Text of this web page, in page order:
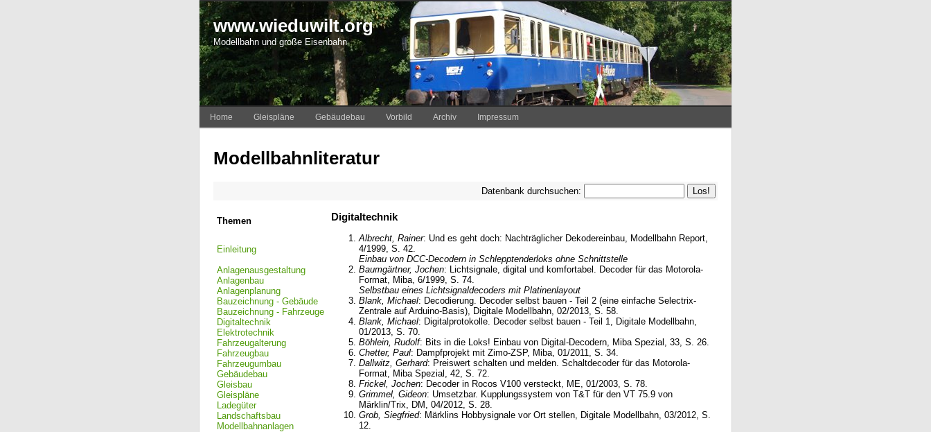
www.wieduwilt.org
Modellbahn und große Eisenbahn
Home Gleispläne Gebäudebau Vorbild Archiv Impressum
Modellbahnliteratur
Datenbank durchsuchen:
Themen
Einleitung
Anlagenausgestaltung
Anlagenbau
Anlagenplanung
Bauzeichnung - Gebäude
Bauzeichnung - Fahrzeuge
Digitaltechnik
Elektrotechnik
Fahrzeugalterung
Fahrzeugbau
Fahrzeugumbau
Gebäudebau
Gleisbau
Gleispläne
Ladegüter
Landschaftsbau
Modellbahnanlagen
Digitaltechnik
Albrecht, Rainer: Und es geht doch: Nachträglicher Dekodereinbau, Modellbahn Report,
4/1999, S. 42.
Einbau von DCC-Decodern in Schlepptenderloks ohne Schnittstelle
Baumgärtner, Jochen: Lichtsignale, digital und komfortabel. Decoder für das Motorola-
Format, Miba, 6/1999, S. 74.
Selbstbau eines Lichtsignaldecoders mit Platinenlayout
Blank, Michael: Decodierung. Decoder selbst bauen - Teil 2 (eine einfache Selectrix-
Zentrale auf Arduino-Basis), Digitale Modellbahn, 02/2013, S. 58.
Blank, Michael: Digitalprotokolle. Decoder selbst bauen - Teil 1, Digitale Modellbahn,
01/2013, S. 70.
Böhlein, Rudolf: Bits in die Loks! Einbau von Digital-Decodern, Miba Spezial, 33, S. 26.
Chetter, Paul: Dampfprojekt mit Zimo-ZSP, Miba, 01/2011, S. 34.
Dallwitz, Gerhard: Preiswert schalten und melden. Schaltdecoder für das Motorola-
Format, Miba Spezial, 42, S. 72.
Frickel, Jochen: Decoder in Rocos V100 versteckt, ME, 01/2003, S. 78.
Grimmel, Gideon: Umsetzbar. Kupplungssystem von T&T für den VT 75.9 von
Märklin/Trix, DM, 04/2012, S. 28.
Grob, Siegfried: Märklins Hobbysignale vor Ort stellen, Digitale Modellbahn, 03/2012, S.
12.